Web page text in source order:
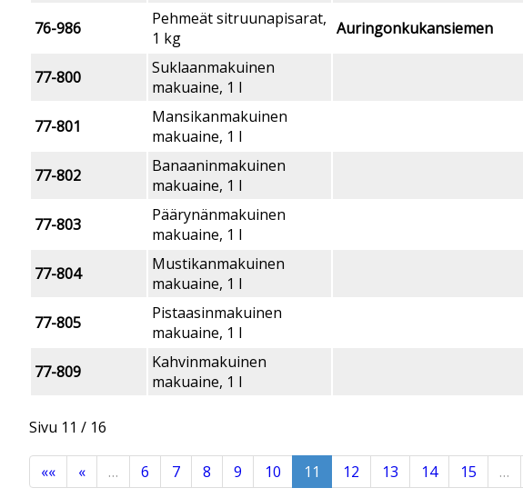
76-986
Pehmeät sitruunapisarat,
1 kg
Auringonkukansiemen
77-800
Suklaanmakuinen
makuaine, 1 l
77-801
Mansikanmakuinen
makuaine, 1 l
77-802
Banaaninmakuinen
makuaine, 1 l
77-803
Päärynänmakuinen
makuaine, 1 l
77-804
Mustikanmakuinen
makuaine, 1 l
77-805
Pistaasinmakuinen
makuaine, 1 l
77-809
Kahvinmakuinen
makuaine, 1 l
Sivu 11 / 16
«« « … 6 7 8 9 10 11 12 13 14 15 …